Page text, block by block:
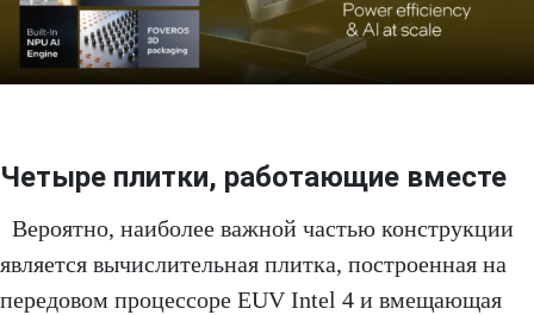
Четыре плитки, работающие вместе
Вероятно, наиболее важной частью конструкции
является вычислительная плитка, построенная на
передовом процессоре EUV Intel 4 и вмещающая